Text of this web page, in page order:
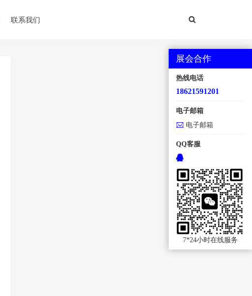
联系我们
展会合作
热线电话
18621591201
电子邮箱
电子邮箱
QQ客服
7*24小时在线服务